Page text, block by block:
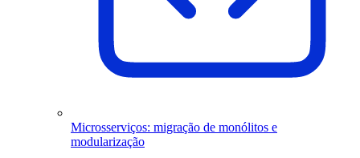
Microsserviços: migração de monólitos e
modularização